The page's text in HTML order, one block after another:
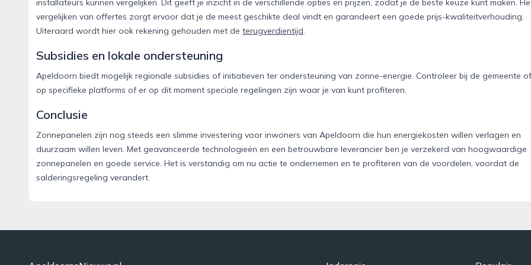
installateurs kunnen vergelijken. Dit geeft je inzicht in de verschillende opties en prijzen, zodat je de beste keuze kunt maken.
vergelijken van offertes zorgt ervoor dat je de meest geschikte deal vindt en garandeert een goede prijs-kwaliteitverhouding.
Uiteraard wordt hier ook rekening gehouden met de terugverdientijd.
Subsidies en lokale ondersteuning
Apeldoorn biedt mogelijk regionale subsidies of initiatieven ter ondersteuning van zonne-energie. Controleer bij de gemeente of
op specifieke platforms of er op dit moment speciale regelingen zijn waar je van kunt profiteren.
Conclusie
Zonnepanelen zijn nog steeds een slimme investering voor inwoners van Apeldoorn die hun energiekosten willen verlagen en
duurzaam willen leven. Met geavanceerde technologieën en een betrouwbare leverancier ben je verzekerd van hoogwaardige
zonnepanelen en goede service. Het is verstandig om nu actie te ondernemen en te profiteren van de voordelen, voordat de
salderingsregeling verandert.